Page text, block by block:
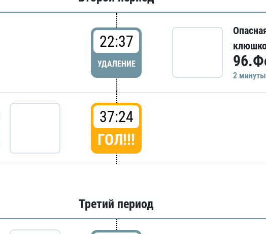
22:37
УДАЛЕНИЕ
2
37:24
ГОЛ!!!
Третий период